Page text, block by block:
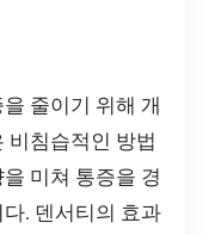
줄이기 위해 개
비침습적인 방법
미쳐 통증을 경
. 덴서티의 효과